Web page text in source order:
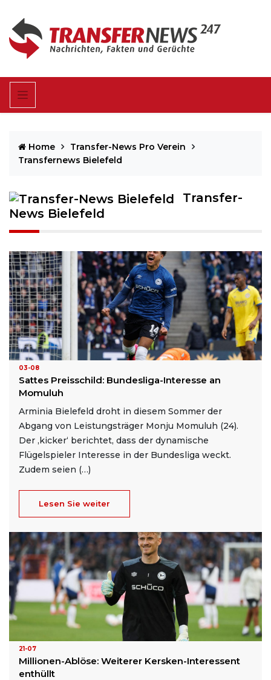
Home
Transfer-News Pro Verein
Transfernews Bielefeld
Transfer-
News Bielefeld
03-08
Sattes Preisschild: Bundesliga-Interesse an
Momuluh
Arminia Bielefeld droht in diesem Sommer der
Abgang von Leistungsträger Monju Momuluh (24).
Der ‚kicker‘ berichtet, dass der dynamische
Flügelspieler Interesse in der Bundesliga weckt.
Zudem seien (…)
Lesen Sie weiter
21-07
Millionen-Ablöse: Weiterer Kersken-Interessent
enthüllt